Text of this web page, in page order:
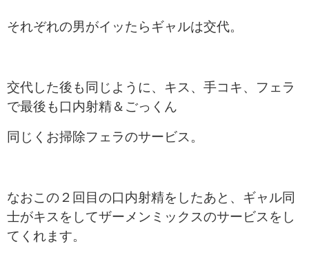
それぞれの男がイッたらギャルは交代。
交代した後も同じように、キス、手コキ、フェラ
で最後も口内射精＆ごっくん
同じくお掃除フェラのサービス。
なおこの２回目の口内射精をしたあと、ギャル同
士がキスをしてザーメンミックスのサービスをし
てくれます。